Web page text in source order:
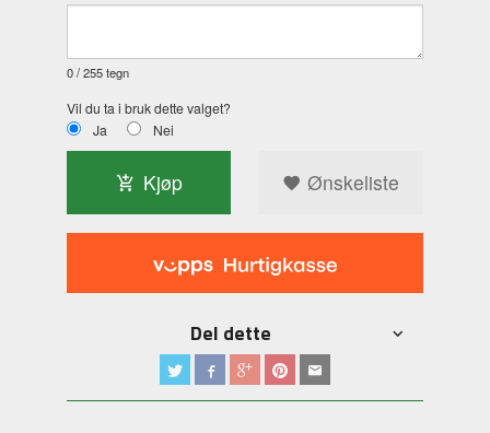
0/ 255 tegn
Vil du ta i bruk dette valget?
Ja
Nei
Kjøp Ønskeliste
Del dette